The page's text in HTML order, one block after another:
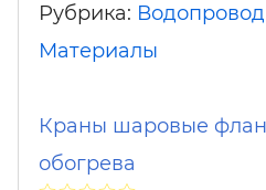
Рубрика:
Материалы
Краны шаровые
обогрева